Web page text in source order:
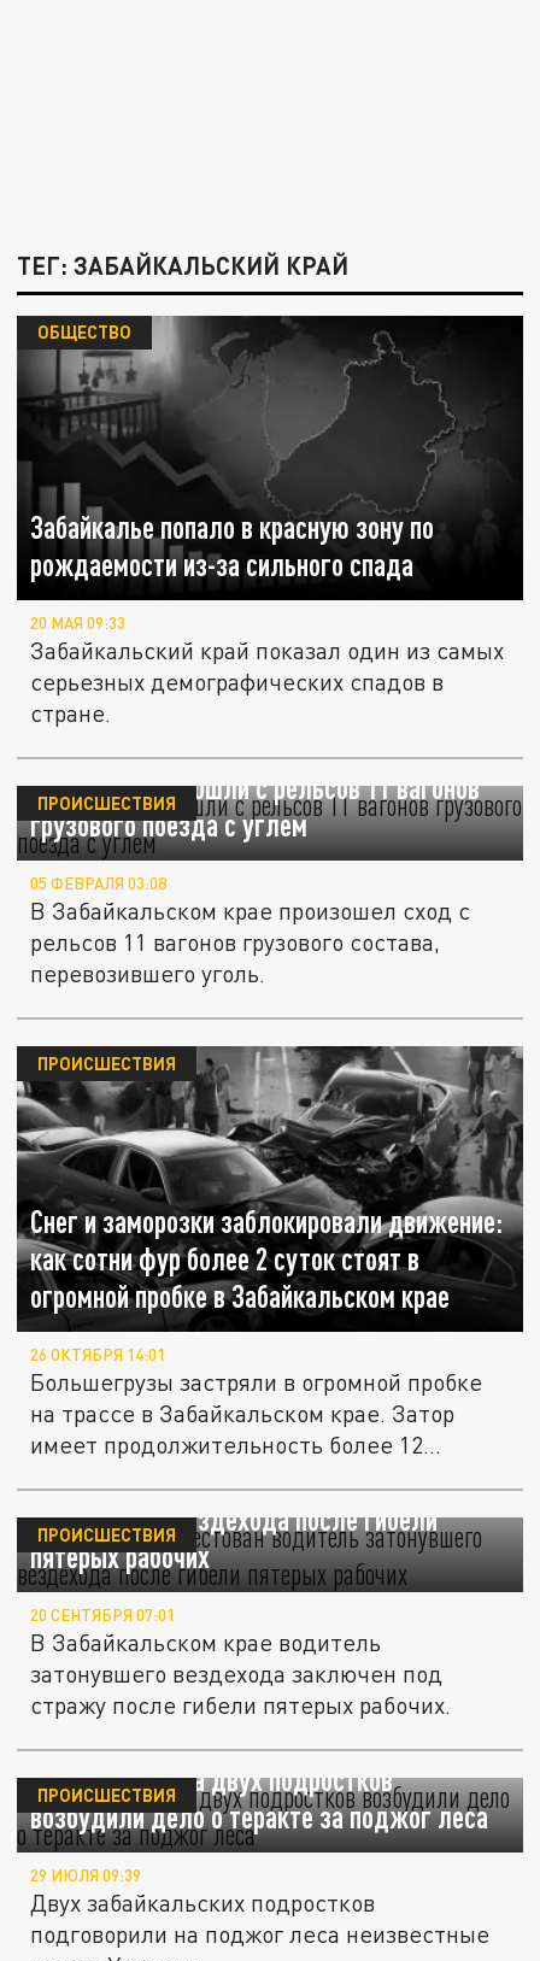
ТЕГ: ЗАБАЙКАЛЬСКИЙ КРАЙ
Забайкалье попало в красную зону по
рождаемости из-за сильного спада
ОБЩЕСТВО
20 МАЯ 09:33
Забайкальский край показал один из самых
серьезных демографических спадов в
стране.
В Забайкалье сошли с рельсов 11 вагонов
грузового поезда с углем
ПРОИСШЕСТВИЯ
05 ФЕВРАЛЯ 03:08
В Забайкальском крае произошел сход с
рельсов 11 вагонов грузового состава,
перевозившего уголь.
Снег и заморозки заблокировали движение:
как сотни фур более 2 суток стоят в
огромной пробке в Забайкальском крае
ПРОИСШЕСТВИЯ
26 ОКТЯБРЯ 14:01
Большегрузы застряли в огромной пробке
на трассе в Забайкальском крае. Затор
имеет продолжительность более 12...
В Забайкалье арестован водитель
затонувшего вездехода после гибели
пятерых рабочих
ПРОИСШЕСТВИЯ
20 СЕНТЯБРЯ 07:01
В Забайкальском крае водитель
затонувшего вездехода заключен под
стражу после гибели пятерых рабочих.
В Забайкалье на двух подростков
возбудили дело о теракте за поджог леса
ПРОИСШЕСТВИЯ
29 ИЮЛЯ 09:39
Двух забайкальских подростков
подговорили на поджог леса неизвестные